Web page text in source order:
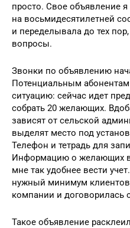
просто. Свое объявление
на восьмидесятилетней
и переделывала до тех
вопросы.
Звонки по объявлению
Потенциальным
ситуацию: сейчас идет
собрать 20 желающих.
зависят от сельской
выделят место под
Телефон и тетрадь для
Информацию о желающих
мне так удобнее вести
нужный минимум
компании и договорилась
Такое объявление